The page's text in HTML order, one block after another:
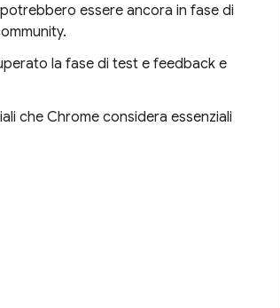
essere ancora in fase di
la fase di test e feedback e
che Chrome considera essenziali